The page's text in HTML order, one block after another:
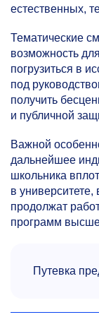
естественных,
Тематические
возможность
погрузиться в
под
получить
и публичной
Важной
дальнейшее
школьника
в
продолжат
программ
Путевка